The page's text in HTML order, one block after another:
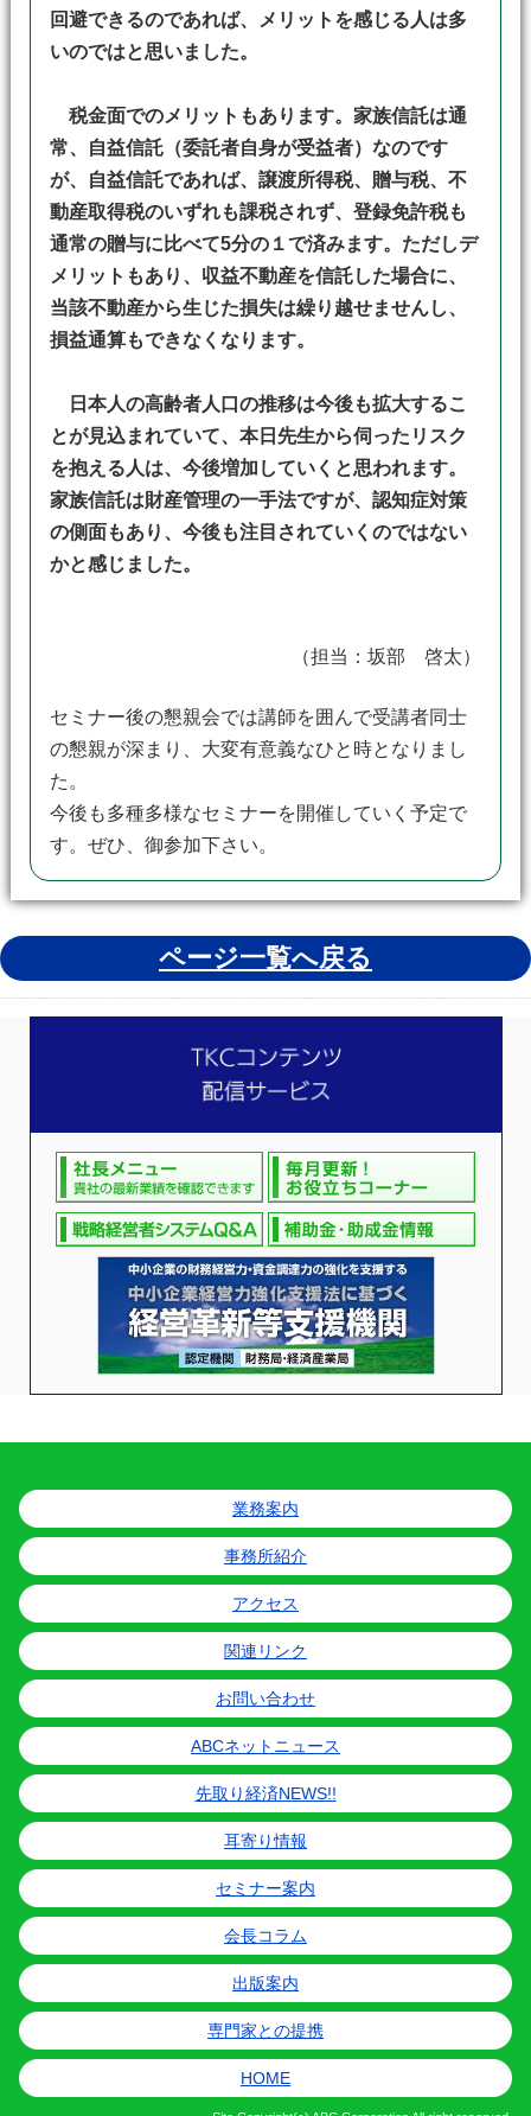
回避できるのであれば、メリットを感じる人は多
いのではと思いました。
税金面でのメリットもあります。家族信託は通
常、自益信託（委託者自身が受益者）なのです
が、自益信託であれば、譲渡所得税、贈与税、不
動産取得税のいずれも課税されず、登録免許税も
通常の贈与に比べて5分の１で済みます。ただしデ
メリットもあり、収益不動産を信託した場合に、
当該不動産から生じた損失は繰り越せませんし、
損益通算もできなくなります。
日本人の高齢者人口の推移は今後も拡大するこ
とが見込まれていて、本日先生から伺ったリスク
を抱える人は、今後増加していくと思われます。
家族信託は財産管理の一手法ですが、認知症対策
の側面もあり、今後も注目されていくのではない
かと感じました。
（担当：坂部 啓太）
セミナー後の懇親会では講師を囲んで受講者同士
の懇親が深まり、大変有意義なひと時となりまし
た。
今後も多種多様なセミナーを開催していく予定で
す。ぜひ、御参加下さい。
ページ一覧へ戻る
業務案内
事務所紹介
アクセス
関連リンク
お問い合わせ
ABCネットニュース
先取り経済NEWS!!
耳寄り情報
セミナー案内
会長コラム
出版案内
専門家との提携
HOME